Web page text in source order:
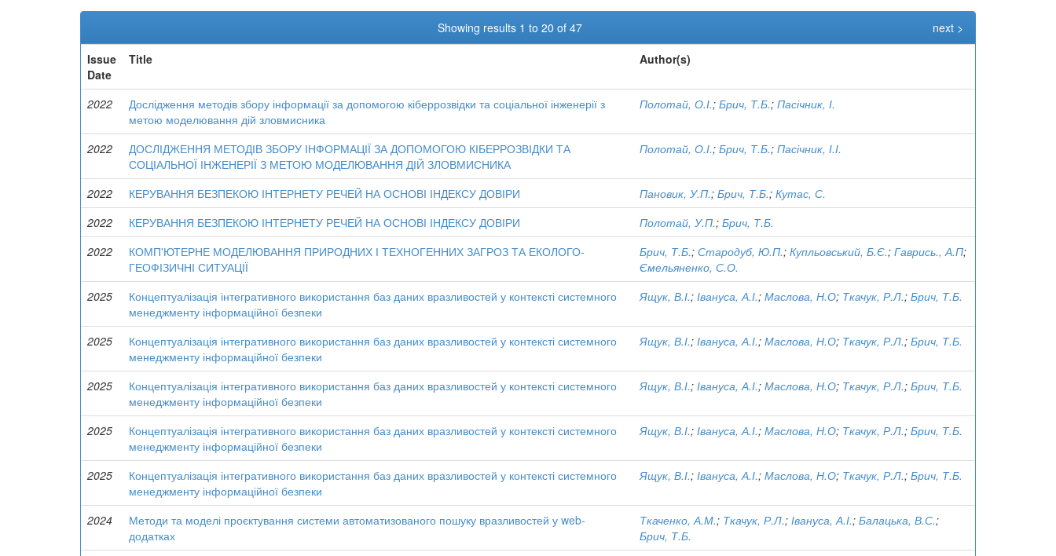
Showing results 1 to 20 of 47
next >
Issue
Date
Title Author(s)
2022
Дослідження методів збору інформації за допомогою кіберрозвідки та соціальної інженерії з
метою моделювання дій зловмисника
Полотай, О.І.; Брич, Т.Б.; Пасічник, І.
2022
ДОСЛІДЖЕННЯ МЕТОДІВ ЗБОРУ ІНФОРМАЦІЇ ЗА ДОПОМОГОЮ КІБЕРРОЗВІДКИ ТА
СОЦІАЛЬНОЇ ІНЖЕНЕРІЇ З МЕТОЮ МОДЕЛЮВАННЯ ДІЙ ЗЛОВМИСНИКА
Полотай, О.І.; Брич, Т.Б.; Пасічник, І.І.
2022 КЕРУВАННЯ БЕЗПЕКОЮ ІНТЕРНЕТУ РЕЧЕЙ НА ОСНОВІ ІНДЕКСУ ДОВІРИ Пановик, У.П.; Брич, Т.Б.; Кутас, С.
2022
КЕРУВАННЯ БЕЗПЕКОЮ ІНТЕРНЕТУ РЕЧЕЙ НА ОСНОВІ ІНДЕКСУ ДОВІРИ Полотай, У.П.; Брич, Т.Б.
2022
КОМП'ЮТЕРНЕ МОДЕЛЮВАННЯ ПРИРОДНИХ І ТЕХНОГЕННИХ ЗАГРОЗ ТА ЕКОЛОГО-
ГЕОФІЗИЧНІ СИТУАЦІЇ
Брич, Т.Б.; Стародуб, Ю.П.; Купльовський, Б.Є.; Гаврись., А.П;
Ємельяненко, С.О.
2025
Концептуалізація інтегративного використання баз даних вразливостей у контексті системного
менеджменту інформаційної безпеки
Ящук, В.І.; Івануса, А.І.; Маслова, Н.О; Ткачук, Р.Л.; Брич, Т.Б.
2025
Концептуалізація інтегративного використання баз даних вразливостей у контексті системного
менеджменту інформаційної безпеки
Ящук, В.І.; Івануса, А.І.; Маслова, Н.О; Ткачук, Р.Л.; Брич, Т.Б.
2025
Концептуалізація інтегративного використання баз даних вразливостей у контексті системного
менеджменту інформаційної безпеки
Ящук, В.І.; Івануса, А.І.; Маслова, Н.О; Ткачук, Р.Л.; Брич, Т.Б.
2025
Концептуалізація інтегративного використання баз даних вразливостей у контексті системного
менеджменту інформаційної безпеки
Ящук, В.І.; Івануса, А.І.; Маслова, Н.О; Ткачук, Р.Л.; Брич, Т.Б.
2025
Концептуалізація інтегративного використання баз даних вразливостей у контексті системного
менеджменту інформаційної безпеки
Ящук, В.І.; Івануса, А.І.; Маслова, Н.О; Ткачук, Р.Л.; Брич, Т.Б.
2024
Методи та моделі проєктування системи автоматизованого пошуку вразливостей у web-
додатках
Ткаченко, А.М.; Ткачук, Р.Л.; Івануса, А.І.; Балацька, В.С.;
Брич, Т.Б.